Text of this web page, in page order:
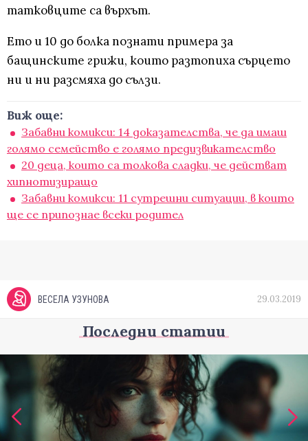
татковците са върхът.
Ето и 10 до болка познати примера за
бащинските грижи, които разтопиха сърцето
ни и ни разсмяха до сълзи.
Виж още:
Забавни комикси: 14 доказателства, че да имаш
голямо семейство е голямо предизвикателство
20 деца, които са толкова сладки, че действат
хипнотизиращо
Забавни комикси: 11 сутрешни ситуации, в които
ще се припознае всеки родител
ВЕСЕЛА УЗУНОВА 29.03.2019
Последни статии